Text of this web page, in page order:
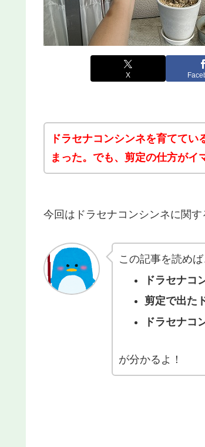
X
ドラセナコンシンネを育てて
まった。でも、剪定の仕方がイ
今回はドラセナコンシンネに関す
この記事を読めば
ドラセナコ
剪定で出た
ドラセナコ
が分かるよ！